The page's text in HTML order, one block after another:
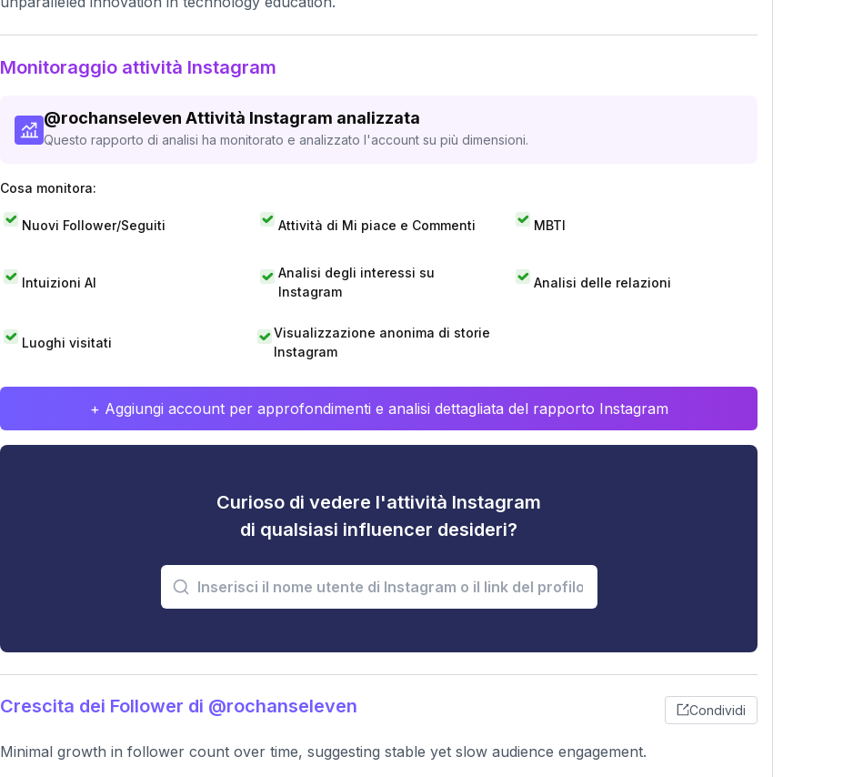
Monitoraggio attività Instagram
@rochanseleven Attività Instagram analizzata
Questo rapporto di analisi ha monitorato e analizzato l'account su più dimensioni.
Cosa monitora:
Nuovi Follower/Seguiti Attività di Mi piace e Commenti MBTI
Intuizioni AI
Analisi degli interessi su
Instagram
Analisi delle relazioni
Luoghi visitati
Visualizzazione anonima di storie
Instagram
+ Aggiungi account per approfondimenti e analisi dettagliata del rapporto Instagram
Curioso di vedere l'attività Instagram
di qualsiasi influencer desideri?
Crescita dei Follower di @rochanseleven Condividi
Minimal growth in follower count over time, suggesting stable yet slow audience engagement.